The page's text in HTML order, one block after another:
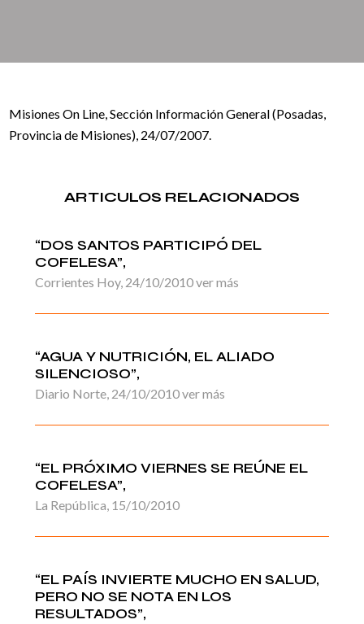
Misiones On Line, Sección Información General (Posadas,
Provincia de Misiones), 24/07/2007.
ARTICULOS RELACIONADOS
“DOS SANTOS PARTICIPÓ DEL
COFELESA”,
Corrientes Hoy, 24/10/2010 ver más
“AGUA Y NUTRICIÓN, EL ALIADO
SILENCIOSO”,
Diario Norte, 24/10/2010 ver más
“EL PRÓXIMO VIERNES SE REÚNE EL
COFELESA”,
La República, 15/10/2010
“EL PAÍS INVIERTE MUCHO EN SALUD,
PERO NO SE NOTA EN LOS
RESULTADOS”,